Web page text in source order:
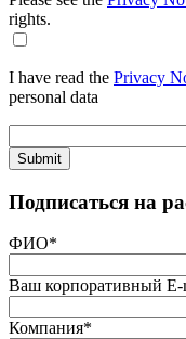
rights.
I have read the Privacy
personal data
Submit
Подписаться на
ФИО*
Ваш корпоративный E-
Компания*